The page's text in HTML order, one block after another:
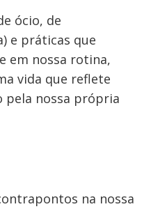
ócio, de
e práticas que
em nossa rotina,
vida que reflete
nossa própria
na nossa